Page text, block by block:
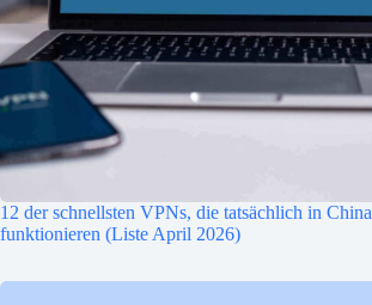
12 der schnellsten VPNs, die tatsächlich in China
funktionieren (Liste April 2026)